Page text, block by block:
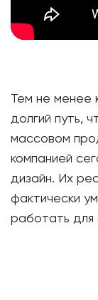
Тем не менее
долгий путь,
массовом
компанией
дизайн. Их
фактически
работать для